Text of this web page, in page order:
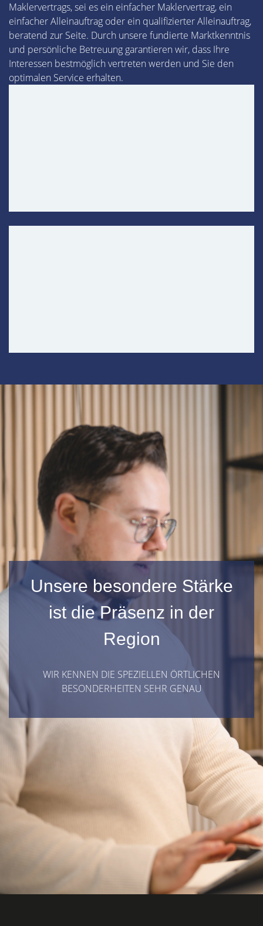
Maklervertrags, sei es ein einfacher Maklervertrag, ein
einfacher Alleinauftrag oder ein qualifizierter Alleinauftrag,
beratend zur Seite. Durch unsere fundierte Marktkenntnis
und persönliche Betreuung garantieren wir, dass Ihre
Interessen bestmöglich vertreten werden und Sie den
optimalen Service erhalten.
Unsere besondere Stärke
ist die Präsenz in der
Region
WIR KENNEN DIE SPEZIELLEN ÖRTLICHEN
BESONDERHEITEN SEHR GENAU